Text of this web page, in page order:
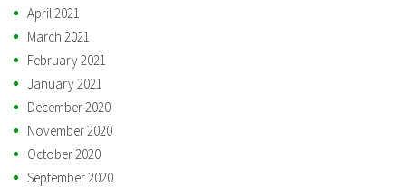
April 2021
March 2021
February 2021
January 2021
December 2020
November 2020
October 2020
September 2020